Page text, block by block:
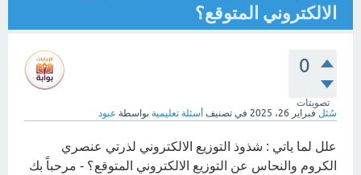
الالكتروني المتوقع؟
0
تصويتات
سُئل فبراير 26، 2025 في تصنيف أسئلة تعليمية بواسطة عبود
علل لما ياتي : شذوذ التوزيع الالكتروني لذرتي عنصري
الكروم والنحاس عن التوزيع الالكتروني المتوقع؟ - مرحباً بك